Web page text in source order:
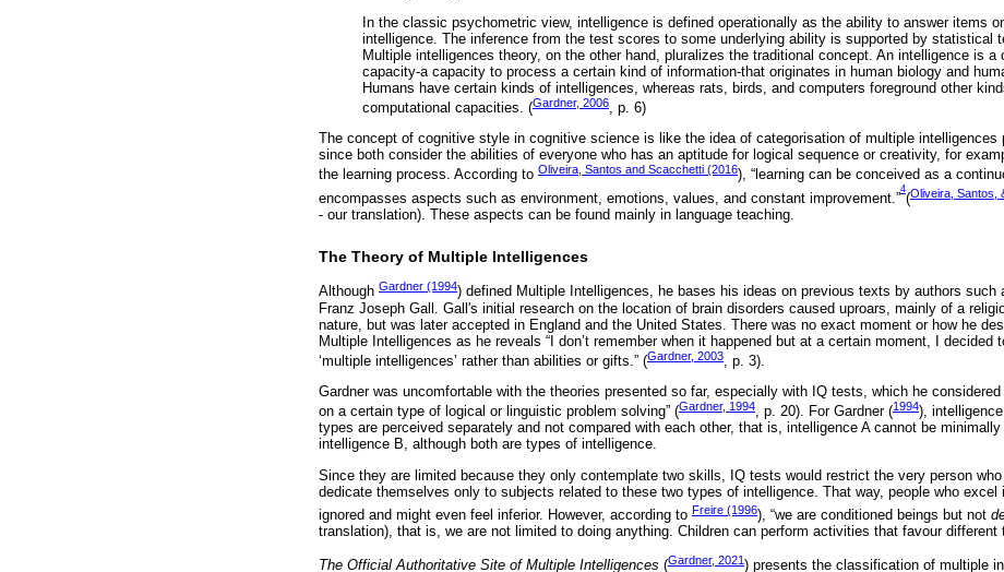
In the classic psychometric view, intelligence is defined operationally as the ability to answer items
intelligence. The inference from the test scores to some underlying ability is supported by statistical
Multiple intelligences theory, on the other hand, pluralizes the traditional concept. An intelligence is a
capacity-a capacity to process a certain kind of information-that originates in human biology and
Humans have certain kinds of intelligences, whereas rats, birds, and computers foreground other
computational capacities. (Gardner, 2006
, p. 6)
The concept of cognitive style in cognitive science is like the idea of categorisation of multiple intelligences
since both consider the abilities of everyone who has an aptitude for logical sequence or creativity, for
the learning process. According to Oliveira, Santos and Scacchetti (2016), “learning can be conceived as a
encompasses aspects such as environment, emotions, values, and constant improvement.”
4
(Oliveira, Santos,
- our translation). These aspects can be found mainly in language teaching.
The Theory of Multiple Intelligences
Although Gardner (1994) defined Multiple Intelligences, he bases his ideas on previous texts by authors such
Franz Joseph Gall. Gall's initial research on the location of brain disorders caused uproars, mainly of a
nature, but was later accepted in England and the United States. There was no exact moment or how he
Multiple Intelligences as he reveals “I don’t remember when it happened but at a certain moment, I decided
‘multiple intelligences’ rather than abilities or gifts.” (Gardner, 2003
, p. 3).
Gardner was uncomfortable with the theories presented so far, especially with IQ tests, which he considered
on a certain type of logical or linguistic problem solving” (Gardner, 1994, p. 20). For Gardner (1994),
types are perceived separately and not compared with each other, that is, intelligence A cannot be
intelligence B, although both are types of intelligence.
Since they are limited because they only contemplate two skills, IQ tests would restrict the very person who
dedicate themselves only to subjects related to these two types of intelligence. That way, people who excel
ignored and might even feel inferior. However, according to Freire (1996), “we are conditioned beings but not
translation), that is, we are not limited to doing anything. Children can perform activities that favour different
The Official Authoritative Site of Multiple Intelligences (Gardner, 2021) presents the classification of multiple